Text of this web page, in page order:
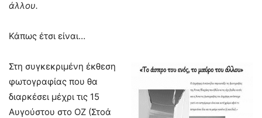
άλλου.
Κάπως έτσι είναι…
Στη συγκεκριμένη έκθεση
φωτογραφίας που θα
διαρκέσει μέχρι τις 15
Αυγούστου στο ΟΖ (Στοά